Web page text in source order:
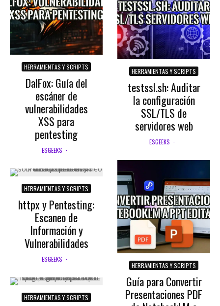
HERRAMIENTAS Y SCRIPTS
DalFox: Guía del
escáner de
vulnerabilidades
XSS para
pentesting
ESGEEKS ·
HERRAMIENTAS Y SCRIPTS
httpx y Pentesting:
Escaneo de
Información y
Vulnerabilidades
ESGEEKS ·
HERRAMIENTAS Y SCRIPTS
HERRAMIENTAS Y SCRIPTS
testssl.sh: Auditar
la configuración
SSL/TLS de
servidores web
ESGEEKS ·
HERRAMIENTAS Y SCRIPTS
Guía para Convertir
Presentaciones PDF